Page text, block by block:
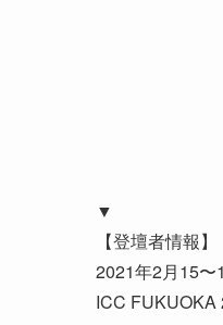
▼
【登壇者情報】
2021年2月15〜
ICC FUKUOKA